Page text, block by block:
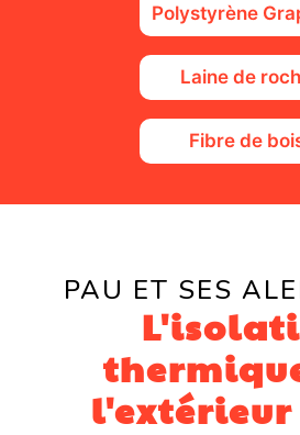
Polystyrène
Laine de
Fibre de
PAU ET SES
l'extérieur